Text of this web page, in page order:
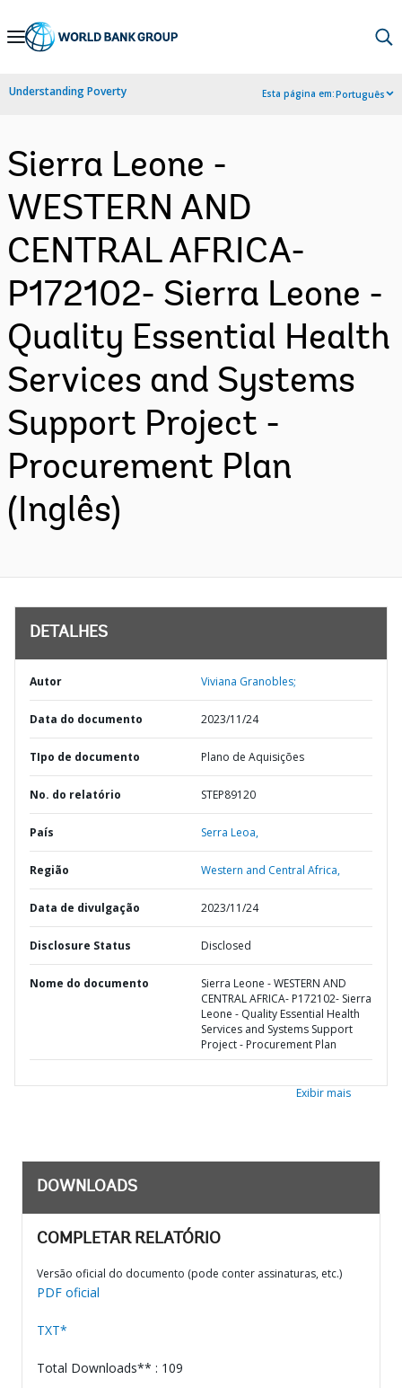
Skip
Navigation
Understanding Poverty Esta página em:Português
Sierra Leone -
WESTERN AND
CENTRAL AFRICA-
P172102- Sierra Leone -
Quality Essential Health
Services and Systems
Support Project -
Procurement Plan
(Inglês)
DETALHES
Autor Viviana Granobles;
Data do documento 2023/11/24
TIpo de documento Plano de Aquisições
No. do relatório STEP89120
País Serra Leoa,
Região Western and Central Africa,
Data de divulgação 2023/11/24
Disclosure Status Disclosed
Nome do documento
Sierra Leone - WESTERN AND
CENTRAL AFRICA- P172102- Sierra
Leone - Quality Essential Health
Services and Systems Support
Project - Procurement Plan
Exibir mais
DOWNLOADS
COMPLETAR RELATÓRIO
Versão oficial do documento (pode conter assinaturas, etc.)
PDF oficial
TXT*
Total Downloads** : 109